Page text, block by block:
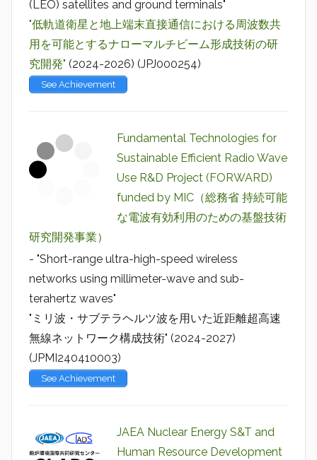
(LEO) satellites and ground terminals"
"低軌道衛星と地上端末直接通信における周波数共
用を可能とするナローマルチビーム形成技術の研
究開発" (2024-2026) (JPJ000254)
See Achievement
Fundamental Technologies for
Sustainable Efficient Radio Wave
Use R&D Project (FORWARD)
funded by MIC（総務省 持続可能
な電波有効利用のための基盤技術
研究開発事業）
- "Short-range ultra-high-speed wireless
networks using millimeter-wave and sub-
terahertz waves"
"ミリ波・サブテラヘルツ波を用いた近距離超高速
無線ネットワーク構成技術" (2024-2027)
(JPMI240410003)
See Achievement
JAEA Nuclear Energy S&T and
Human Resource Development